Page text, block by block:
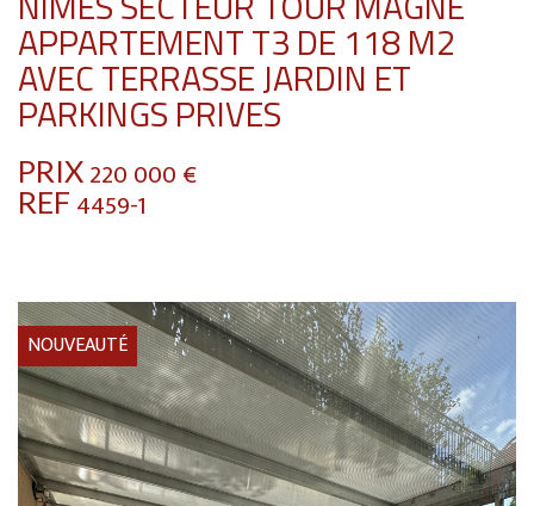
APPARTEMENT T3 DE 118 M2
AVEC TERRASSE JARDIN ET
PARKINGS PRIVES
PRIX 220 000 €
REF 4459-1
NOUVEAUTÉ